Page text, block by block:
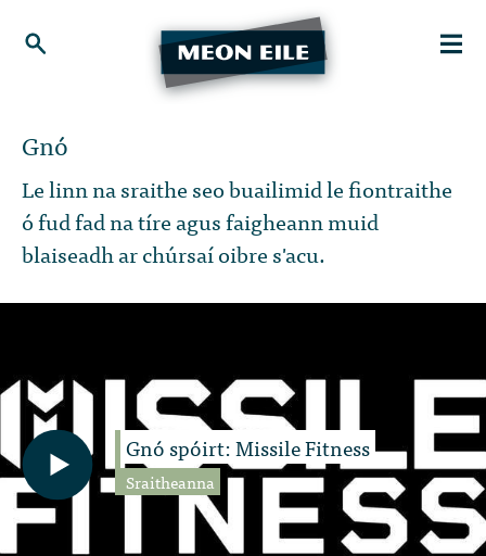
Gnó
Le linn na sraithe seo buailimid le fiontraithe
ó fud fad na tíre agus faigheann muid
blaiseadh ar chúrsaí oibre s'acu.
Gnó spóirt: Missile Fitness
Sraitheanna